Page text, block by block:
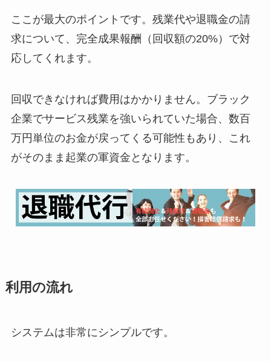
ここが最大のポイントです。残業代や退職金の請
求について、完全成果報酬（回収額の20%）で対
応してくれます。
回収できなければ費用はかかりません。ブラック
企業でサービス残業を強いられていた場合、数百
万円単位のお金が戻ってくる可能性もあり、これ
がそのまま起業の軍資金となります。
利用の流れ
システムは非常にシンプルです。